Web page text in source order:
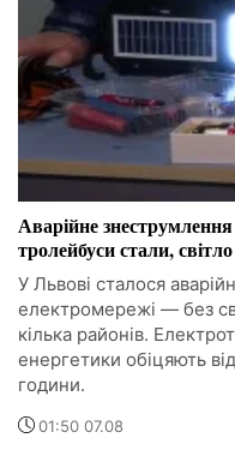
Аварійне
тролейбуси стали,
У Львові сталося
електромережі — без
кілька районів.
енергетики обіцяють
години.
01:50 07.08